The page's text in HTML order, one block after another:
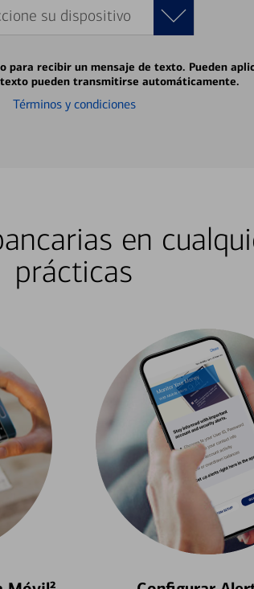
su dispositivo
recibir un mensaje de texto. Pueden
pueden transmitirse automáticamente.
Términos y condiciones
en
prácticas